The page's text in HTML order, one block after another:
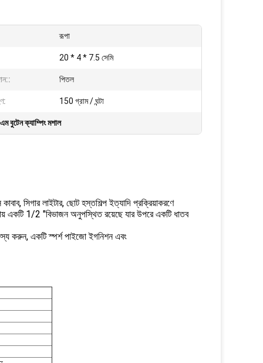
রূপা
20 * 4 * 7.5 সেমি
পিতল
150 গ্রাম / ঘন্টা
বুটেন ক্যাম্পিং মশাল
সিগার লাইটার, ছোট হস্তশিল্প ইত্যাদি প্রক্রিয়াকরণে
একটি 1/2 "বিভাজন অনুপস্থিত রয়েছে যার উপরে একটি ধাতব
করুন, একটি স্পর্শ পাইজো ইগনিশন এবং